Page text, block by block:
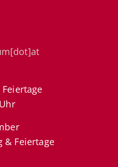
& Feiertage